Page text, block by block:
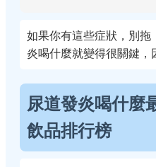
如果你有這些症狀，別拖
炎喝什麼就變得很關鍵，
尿道發炎喝什麼
飲品排行榜